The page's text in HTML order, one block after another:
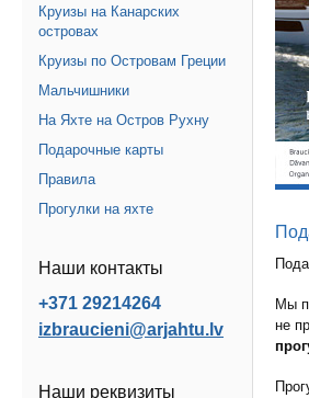
Мы
не
Круизы на Канарских
островах
Круизы по Островам Греции
Мальчишники
На Яхте на Остров Рухну
Подарочные карты
Правила
Прогулки на яхте
Наши контакты
+371 29214264
izbraucieni@arjahtu.lv
Наши реквизиты